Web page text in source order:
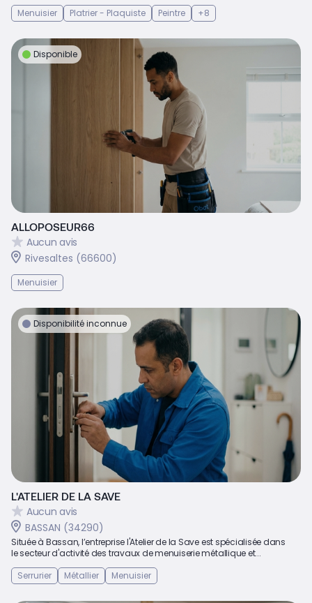
Menuisier Platrier - Plaquiste Peintre +8
Disponible
ALLOPOSEUR66
Aucun avis
Rivesaltes (66600)
Menuisier
Disponibilité inconnue
L'ATELIER DE LA SAVE
Aucun avis
BASSAN (34290)
Située à Bassan, l’entreprise l'Atelier de la Save est spécialisée dans
le secteur d'activité des travaux de menuiserie métallique et...
Serrurier
Métallier Menuisier